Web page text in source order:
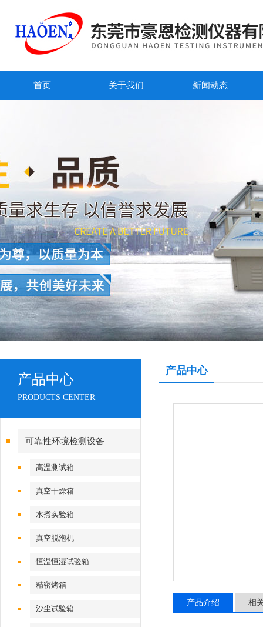
首页 关于我们 新闻动态
产品中心
PRODUCTS CENTER
可靠性环境检测设备
高温测试箱
真空干燥箱
水煮实验箱
真空脱泡机
恒温恒湿试验箱
精密烤箱
沙尘试验箱
产品中心
产品介绍 相